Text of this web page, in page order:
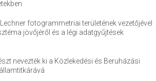
fotogrammetriai területének vezetőjével
jövőjéről és a légi adatgyűjtések
nevezték ki a Közlekedési és Beruházási